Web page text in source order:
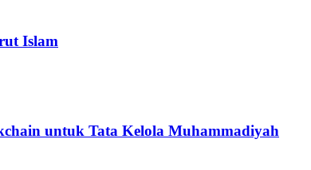
Islam
untuk Tata Kelola Muhammadiyah